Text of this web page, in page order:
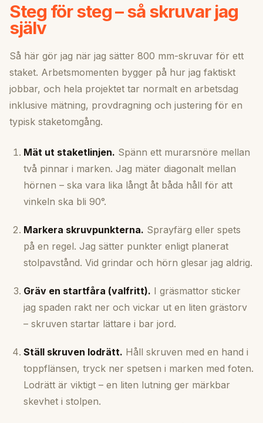
Steg för steg – så skruvar jag
själv
Så här gör jag när jag sätter 800 mm-skruvar för ett
staket. Arbetsmomenten bygger på hur jag faktiskt
jobbar, och hela projektet tar normalt en arbetsdag
inklusive mätning, provdragning och justering för en
typisk staketomgång.
Mät ut staketlinjen. Spänn ett murarsnöre mellan
två pinnar i marken. Jag mäter diagonalt mellan
hörnen – ska vara lika långt åt båda håll för att
vinkeln ska bli 90°.
Markera skruvpunkterna. Sprayfärg eller spets
på en regel. Jag sätter punkter enligt planerat
stolpavstånd. Vid grindar och hörn glesar jag aldrig.
Gräv en startfåra (valfritt). I gräsmattor sticker
jag spaden rakt ner och vickar ut en liten grästorv
– skruven startar lättare i bar jord.
Ställ skruven lodrätt. Håll skruven med en hand i
toppflänsen, tryck ner spetsen i marken med foten.
Lodrätt är viktigt – en liten lutning ger märkbar
skevhet i stolpen.